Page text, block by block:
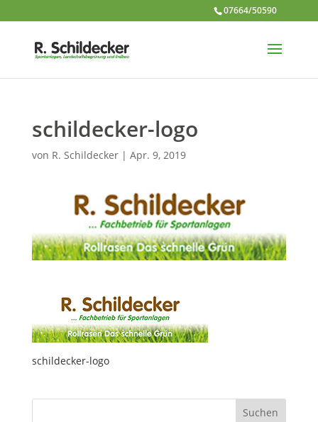
07664/50590
schildecker-logo
von R. Schildecker| Apr. 9, 2019
schildecker-logo